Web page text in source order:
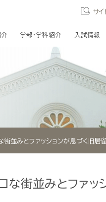
学部・学科紹介 入試情報
サイ
街並みとファッションが息づく旧居
な街並みとファ